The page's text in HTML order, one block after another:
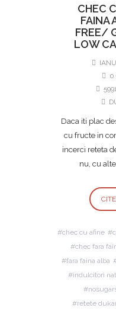
CHEC
FAINA
FREE/
LOW
0
Daca iti plac
cu fructe in
incerci reteta
nu, cu
chec cu afine
chec fara
fara faina alba
indulcitori
retete